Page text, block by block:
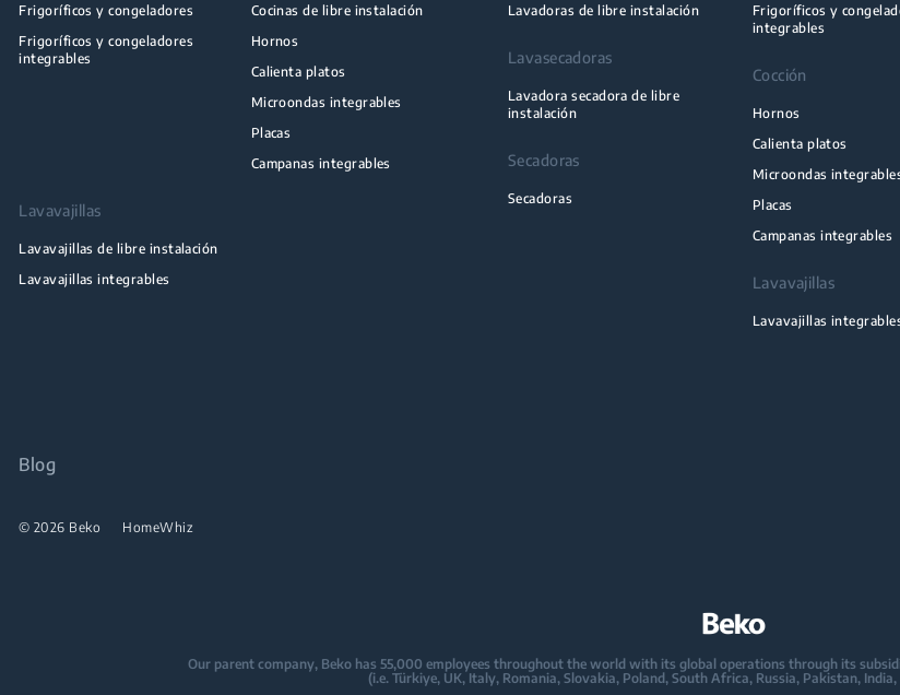
Frigoríficos y congeladores
Frigoríficos y congeladores
integrables
Cocinas de libre instalación
Hornos
Calienta platos
Microondas integrables
Placas
Campanas integrables
Lavavajillas
Lavavajillas de libre instalación
Lavavajillas integrables
Lavadoras de libre instalación
Lavasecadoras
Lavadora secadora de libre
instalación
Secadoras
Secadoras
Frigoríficos y
integrables
Cocción
Hornos
Calienta platos
Microondas
Placas
Campanas integrables
Lavavajillas
Lavavajillas
Blog
© 2026 Beko HomeWhiz
Our parent company, Beko has 55,000 employees throughout the world with its global operations through its
(i.e. Türkiye, UK, Italy, Romania, Slovakia, Poland, South Africa, Russia, Pakistan,